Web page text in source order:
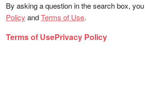
By asking a question in the search box,
Policy andTerms of Use.
Terms of UsePrivacy Policy